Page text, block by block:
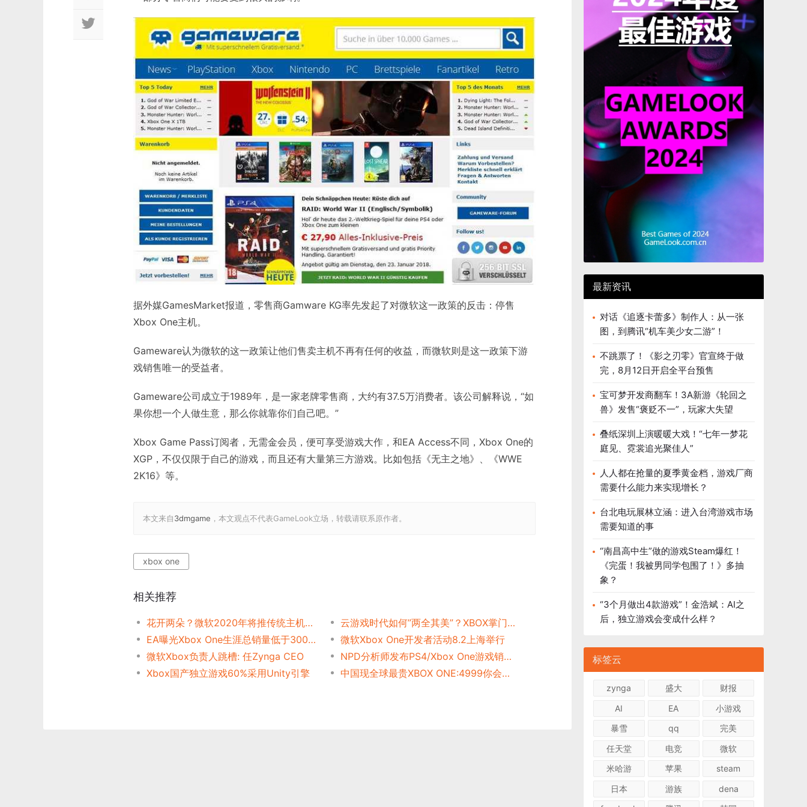
据外媒GamesMarket报道，零售商Gamware KG率先发起了对微软这一政策的反击：停售
Xbox One主机。
Gameware认为微软的这一政策让他们售卖主机不再有任何的收益，而微软则是这一政策下游
戏销售唯一的受益者。
Gameware公司成立于1989年，是一家老牌零售商，大约有37.5万消费者。该公司解释说，“如
果你想一个人做生意，那么你就靠你们自己吧。”
Xbox Game Pass订阅者，无需金会员，便可享受游戏大作，和EA Access不同，Xbox One的
XGP，不仅仅限于自己的游戏，而且还有大量第三方游戏。比如包括《无主之地》、《WWE
2K16》等。
本文来自3dmgame ，本文观点不代表GameLook立场，转载请联系原作者。
xbox one
相关推荐
花开两朵？微软2020年将推传统主机和流媒体主机
云游戏时代如何”两全其美”？XBOX掌门人答疑
EA曝光Xbox One生涯总销量低于3000万
微软Xbox One开发者活动8.2上海举行
微软Xbox负责人跳槽: 任Zynga CEO
NPD分析师发布PS4/Xbox One游戏销量排行：《GTA5》双平台制霸
Xbox国产独立游戏60%采用Unity引擎
中国现全球最贵XBOX ONE:4999你会买?
最新资讯
对话《追逐卡蕾多》制作人：从一张
图，到腾讯“机车美少女二游”！
不跳票了！《影之刃零》官宣终于做
完，8月12日开启全平台预售
宝可梦开发商翻车！3A新游《轮回之
兽》发售“褒贬不一”，玩家大失望
叠纸深圳上演暖暖大戏！“七年一梦花
庭见、霓裳追光聚佳人”
人人都在抢量的夏季黄金档，游戏厂商
需要什么能力来实现增长？
台北电玩展林立涵：进入台湾游戏市场
需要知道的事
“南昌高中生”做的游戏Steam爆红！
《完蛋！我被男同学包围了！》多抽
象？
“3个月做出4款游戏”！金浩斌：AI之
后，独立游戏会变成什么样？
标签云
zynga 盛大
财报
AI
EA
小游戏
暴雪
qq
完美
任天堂
电竞
微软
米哈游
苹果
steam
日本
游族
dena